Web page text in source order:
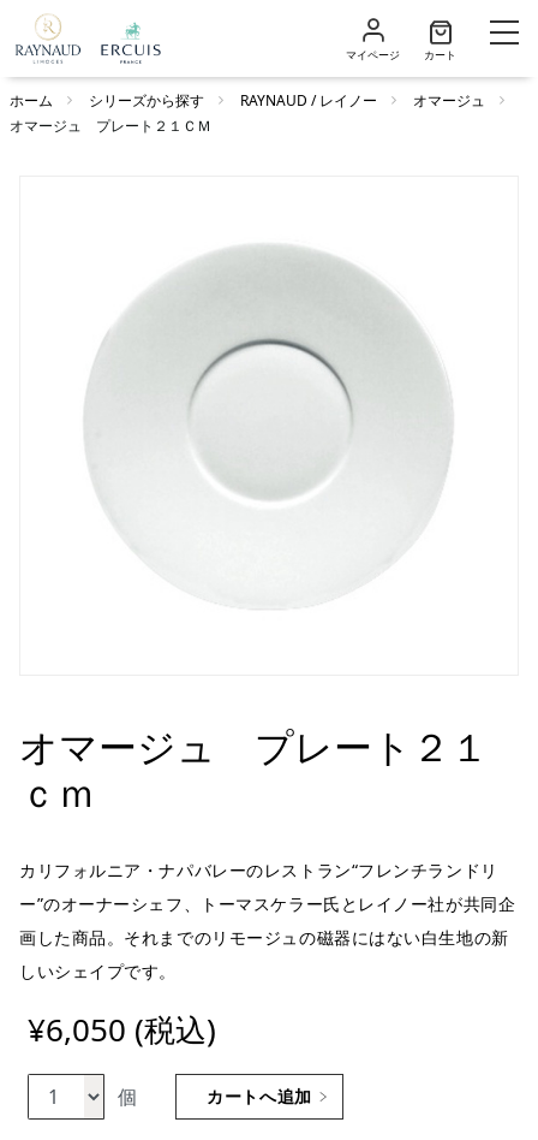
マイページ カート
ホーム シリーズから探す RAYNAUD / レイノー
オマージュ
オマージュ プレート２１ＣＭ
オマージュ プレート２１
ｃｍ
カリフォルニア・ナパバレーのレストラン“フレンチランドリ
ー”のオーナーシェフ、トーマスケラー氏とレイノー社が共同企
画した商品。それまでのリモージュの磁器にはない白生地の新
しいシェイプです。
¥6,050 (税込)
個 カートへ追加